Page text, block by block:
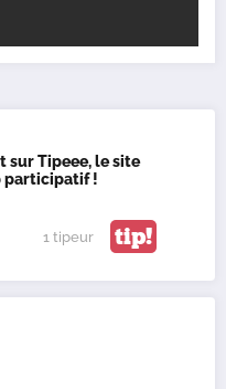
sur Tipeee, le site
participatif !
1 tipeur tip!